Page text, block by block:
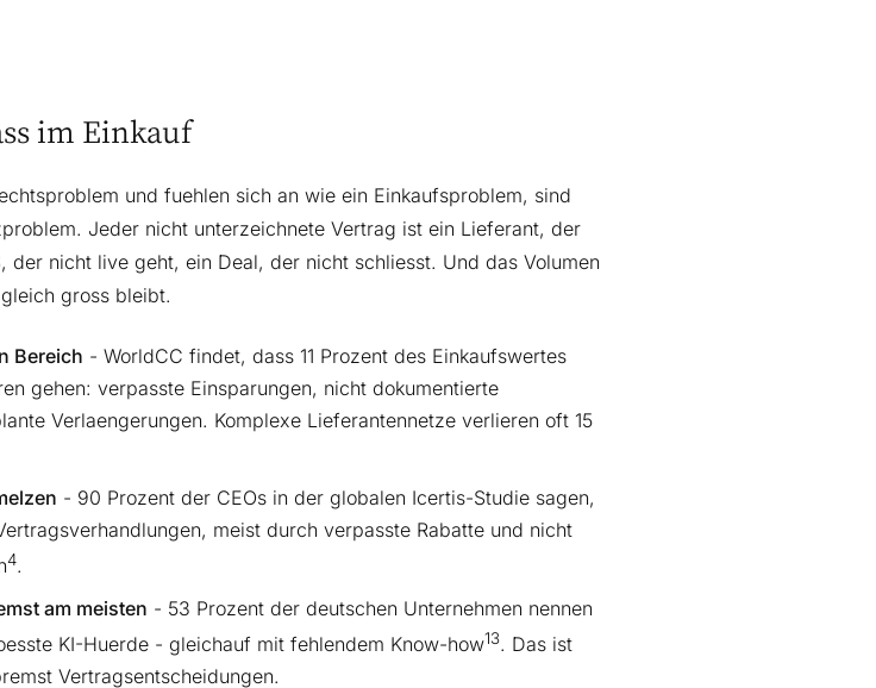
im Einkauf
und fuehlen sich an wie ein Einkaufsproblem, sind
Jeder nicht unterzeichnete Vertrag ist ein Lieferant, der
der nicht live geht, ein Deal, der nicht schliesst. Und das Volumen
gross bleibt.
Bereich - WorldCC findet, dass 11 Prozent des Einkaufswertes
gehen: verpasste Einsparungen, nicht dokumentierte
Verlaengerungen. Komplexe Lieferantennetze verlieren oft 15
- 90 Prozent der CEOs in der globalen Icertis-Studie sagen,
meist durch verpasste Rabatte und nicht
4.
am meisten - 53 Prozent der deutschen Unternehmen nennen
KI-Huerde - gleichauf mit fehlendem Know-how13. Das ist
Vertragsentscheidungen.